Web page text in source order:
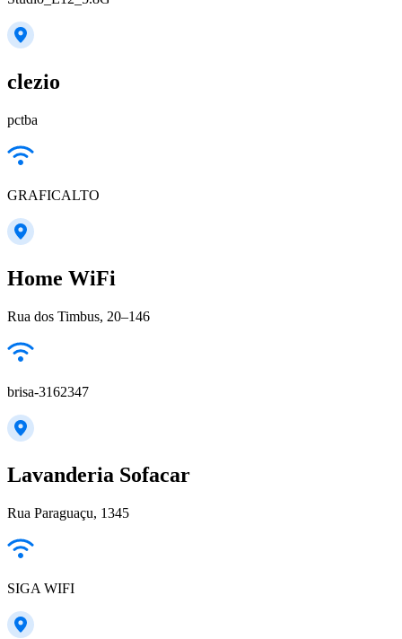
clezio
pctba
GRAFICALTO
Home WiFi
Rua dos Timbus, 20–146
brisa-3162347
Lavanderia Sofacar
Rua Paraguaçu, 1345
SIGA WIFI